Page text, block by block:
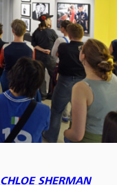
CHLOE SHERMAN